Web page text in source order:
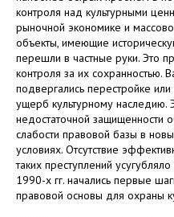
контроля над культурными
рыночной экономике и
объекты, имеющие
перешли в частные руки. Это
контроля за их сохранностью.
подвергались перестройке
ущерб культурному наследию.
недостаточной защищенности
слабости правовой базы в
условиях. Отсутствие
таких преступлений
1990-х гг. начались первые
правовой основы для охраны